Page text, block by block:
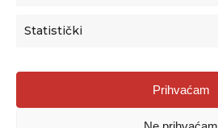
Statistički
Prihvaćam
Agencija za odgoj i obrazovanje
Donje Svetice 38, 10000 Zagreb